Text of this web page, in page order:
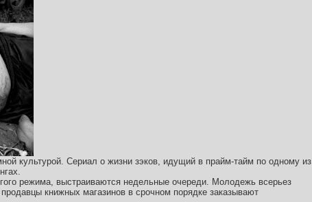
культурой. Сериал о жизни зэков, идущий в прайм-тайм по одному из
режима, выстраиваются недельные очереди. Молодежь всерьез
книжных магазинов в срочном порядке заказывают